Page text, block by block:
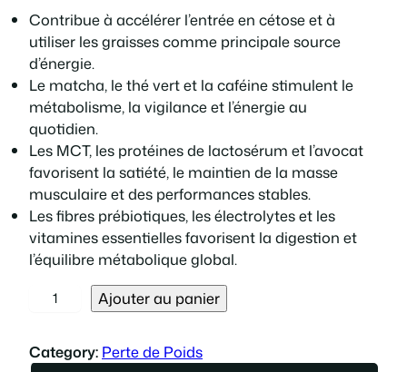
x
i
n
i
t
i
a
x
a
c
t
u
e
Contribue à accélérer l’entrée en cétose et à
utiliser les graisses comme principale source
d’énergie.
Le matcha, le thé vert et la caféine stimulent le
métabolisme, la vigilance et l’énergie au
quotidien.
Les MCT, les protéines de lactosérum et l’avocat
favorisent la satiété, le maintien de la masse
musculaire et des performances stables.
Les fibres prébiotiques, les électrolytes et les
vitamines essentielles favorisent la digestion et
l’équilibre métabolique global.
n
Ajouter au panier
Category: Perte de Poids